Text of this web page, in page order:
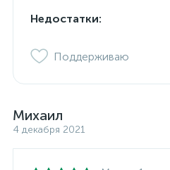
Недостатки:
Поддерживаю
Михаил
4 декабря 2021